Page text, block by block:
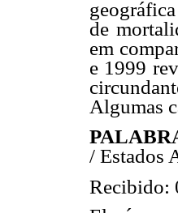
de
em
e 1999
Algumas
/ Estados
Recibido: